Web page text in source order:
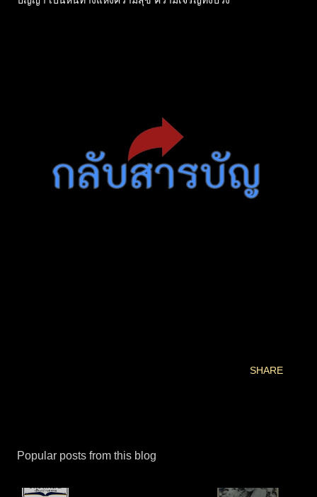
SHARE
Popular posts from this blog